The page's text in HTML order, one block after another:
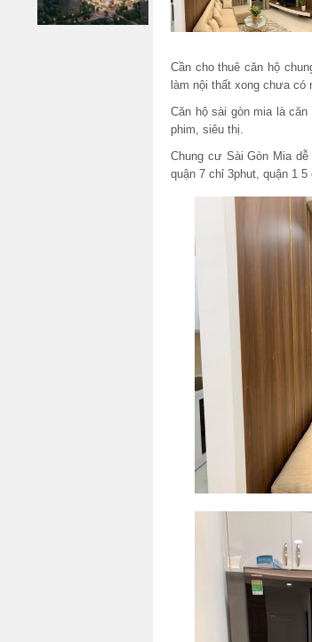
Cần cho thuê căn hộ
làm nội thất xong chưa có
Căn hộ sài gòn mia là
phim, siêu thị.
Chung cư Sài Gòn Mia
quận 7 chỉ 3phut, quận 1 5